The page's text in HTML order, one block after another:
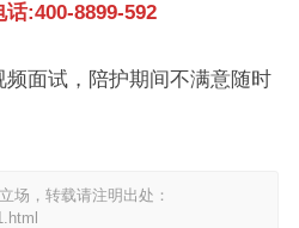
:400-8899-592
面试，陪护期间不满意随时
场，转载请注明出处：